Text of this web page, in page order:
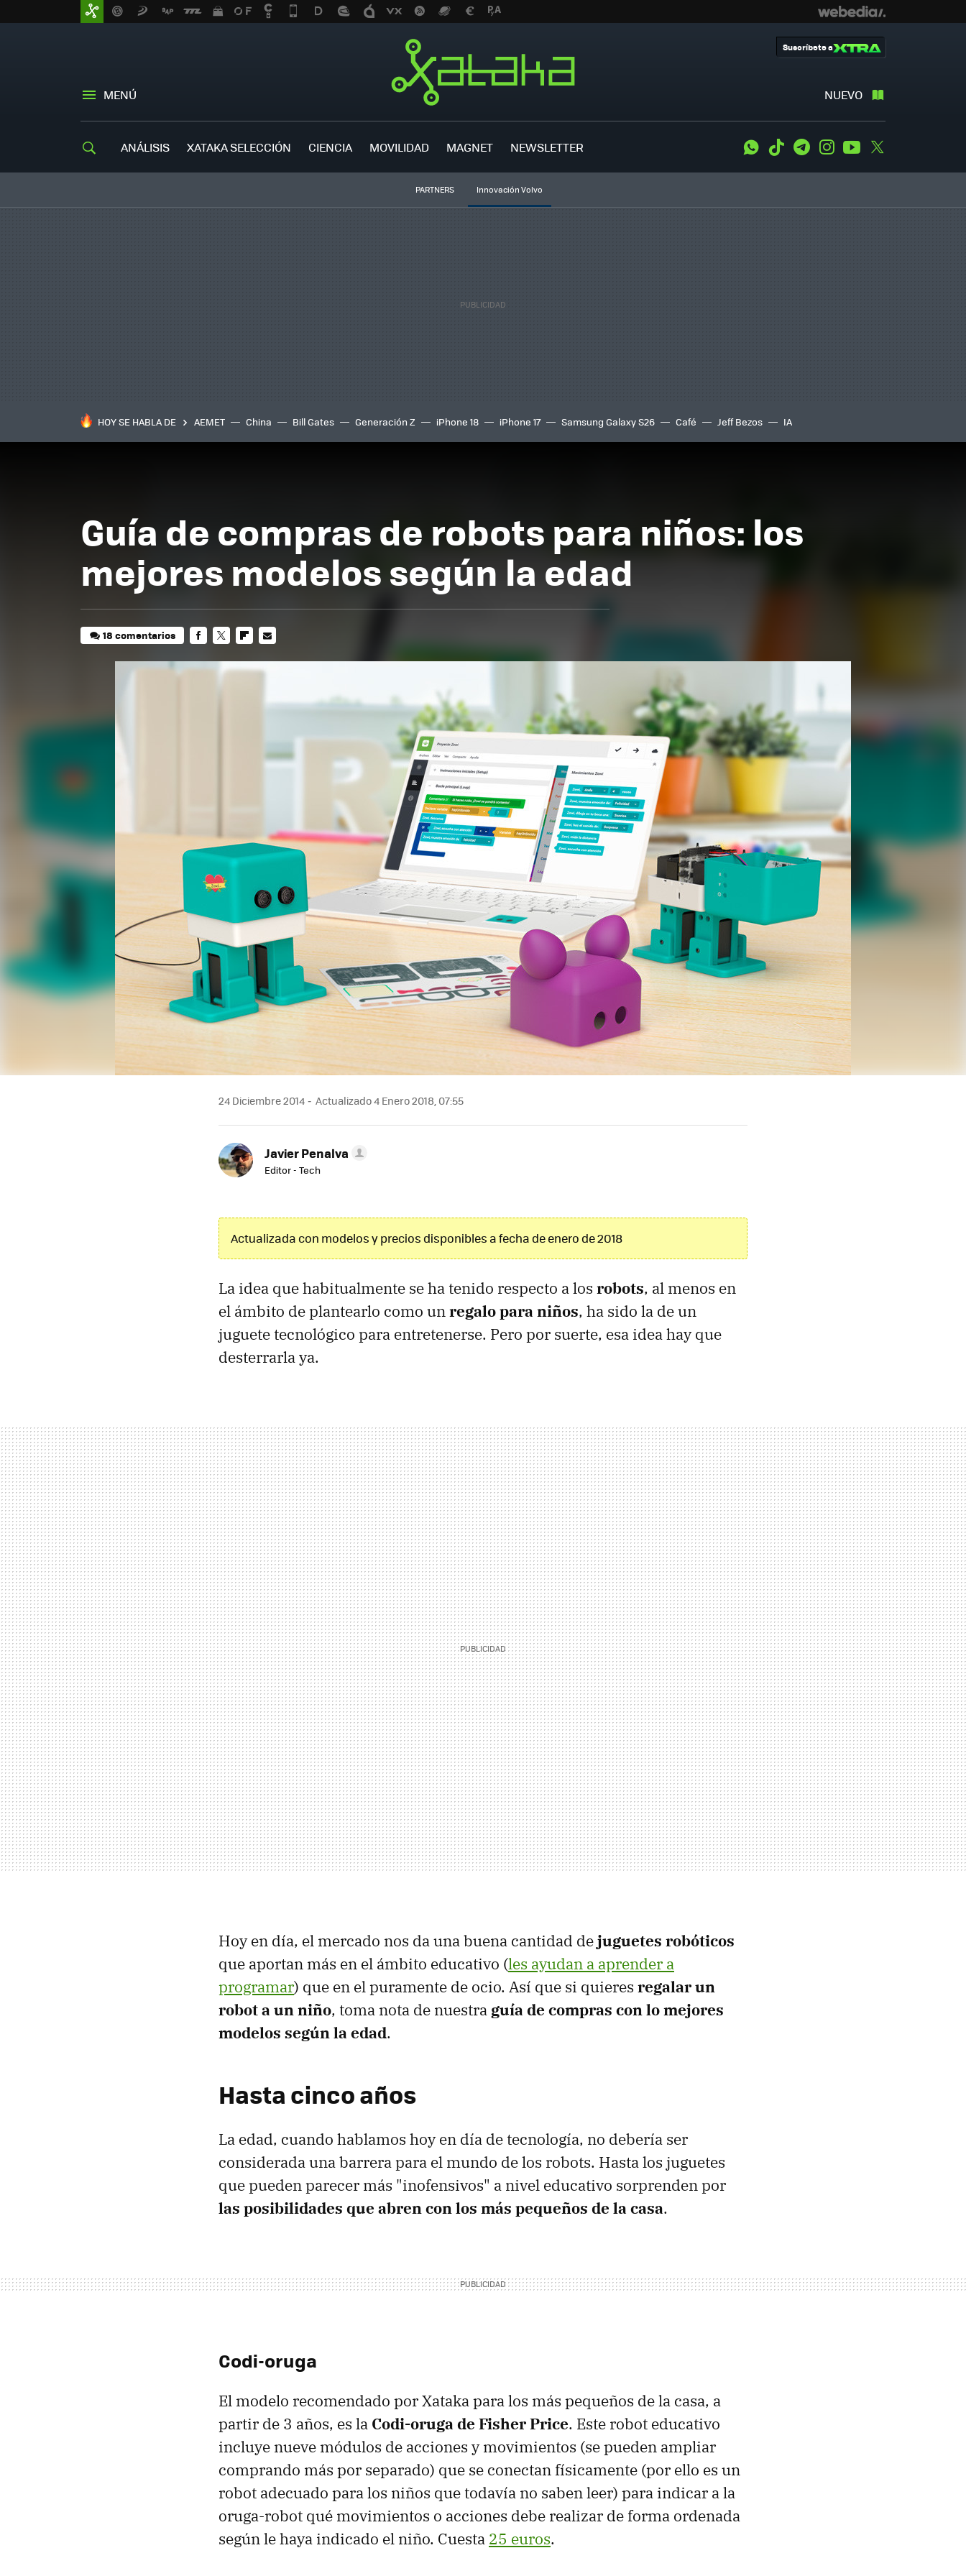
MENÚ NUEVO
Suscríbete a
ANÁLISIS XATAKA SELECCIÓN CIENCIA MOVILIDAD MAGNET NEWSLETTER WhatsApp
Tiktok TelegramInstagramYoutube
PARTNERS Innovación Volvo
HOY SE HABLA DE AEMET China Bill Gates Generación Z iPhone 18 iPhone 17 Samsung Galaxy S26 Café Jeff Bezos IA
Guía de compras de robots para niños: los
mejores modelos según la edad
18 comentarios
MAIL
24 Diciembre 2014 Actualizado 4 Enero 2018, 07:55
Javier Penalva
Editor - Tech
Actualizada con modelos y precios disponibles a fecha de enero de 2018
La idea que habitualmente se ha tenido respecto a los robots, al menos en
el ámbito de plantearlo como unregalo para niños, ha sido la de un
juguete tecnológico para entretenerse. Pero por suerte, esa idea hay que
desterrarla ya.
Hoy en día, el mercado nos da una buena cantidad dejuguetes robóticos
que aportan más en el ámbito educativo (les ayudan a aprender a
programar) que en el puramente de ocio. Así que si quieres regalar un
robot a un niño, toma nota de nuestra guía de compras con lo mejores
modelos según la edad.
Hasta cinco años
La edad, cuando hablamos hoy en día de tecnología, no debería ser
considerada una barrera para el mundo de los robots. Hasta los juguetes
que pueden parecer más "inofensivos" a nivel educativo sorprenden por
las posibilidades que abren con los más pequeños de la casa.
Codi-oruga
El modelo recomendado por Xataka para los más pequeños de la casa, a
partir de 3 años, es la Codi-oruga de Fisher Price. Este robot educativo
incluye nueve módulos de acciones y movimientos (se pueden ampliar
comprando más por separado) que se conectan físicamente (por ello es un
robot adecuado para los niños que todavía no saben leer) para indicar a la
oruga-robot qué movimientos o acciones debe realizar de forma ordenada
según le haya indicado el niño. Cuesta 25 euros.